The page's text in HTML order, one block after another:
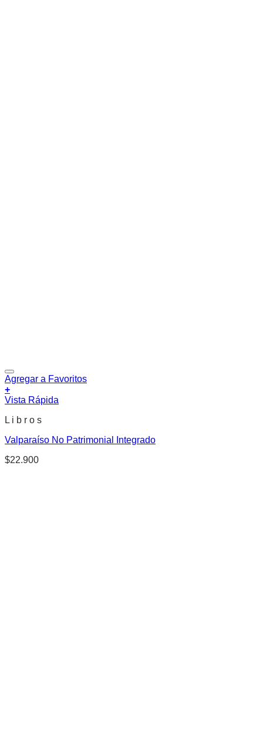
Agregar a Favoritos
+
Vista Rápida
L i b r o s
Valparaíso No Patrimonial Integrado
$22.900